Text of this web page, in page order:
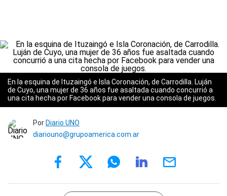
En la esquina de Ituzaingó e Isla Coronación, de Carrodilla. Luján
de Cuyo, una mujer de 36 años fue asaltada cuando concurrió a
una cita hecha por Facebook para vender una consola de juegos.
Por Diario UNO
diariouno@grupoamerica.com.ar